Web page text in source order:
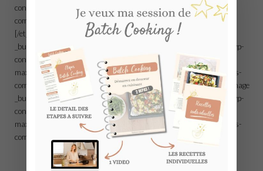
content/uploads/2023/08/3.jpg » align= »center » alt= »salades-
composées » title_text= »salades-composées » /][/et_pb_column]
[/et_pb_row][et_pb_row][et_pb_column type= »1_2″][et_pb_image
_builder_version= »3.15″ src= »https://simplement-organisee.fr/wp-
content/uploads/2023/08/2-1.jpg » align= »center »
max_width= »60% » alt= »salades-composées » title_text= »salades-
composées » /][/et_pb_column][et_pb_column type= »1_2″][et_pb_image
_builder_version= »3.15″ src= »https://simplement-organisee.fr/wp-
content/uploads/2023/08/1-1.jpg » align= »center »
max_width= »60% » alt= »salades-composées » title_text= »salades-
composées » /][/et_pb_column][/et_pb_row][/et_pb_section]